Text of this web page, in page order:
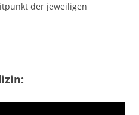
der jeweiligen